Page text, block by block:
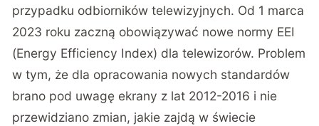
przypadku odbiorników telewizyjnych. Od 1 marca
2023 roku zaczną obowiązywać nowe normy EEI
(Energy Efficiency Index) dla telewizorów. Problem
w tym, że dla opracowania nowych standardów
brano pod uwagę ekrany z lat 2012-2016 i nie
przewidziano zmian, jakie zajdą w świecie